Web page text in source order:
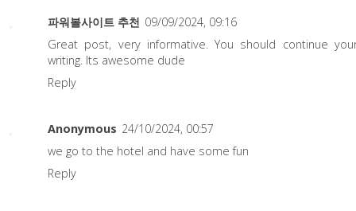
파워볼사이트 추천 09/09/2024, 09:16
Great post, very informative. You should continue
writing. Its awesome dude
Reply
Anonymous 24/10/2024, 00:57
we go to the hotel and have some fun
Reply